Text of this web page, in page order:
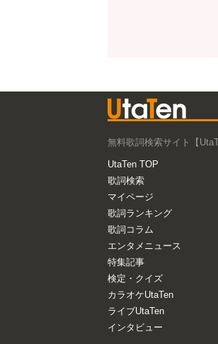
無料歌詞検索サイト【
UtaTen TOP
歌詞検索
マイページ
歌詞ランキング
歌詞コラム
エンタメニュース
特集記事
検定・クイズ
カラオケUtaTen
ライブUtaTen
インタビュー